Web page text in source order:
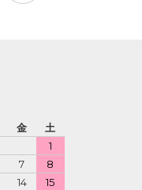
金
土
1
7
8
14
15